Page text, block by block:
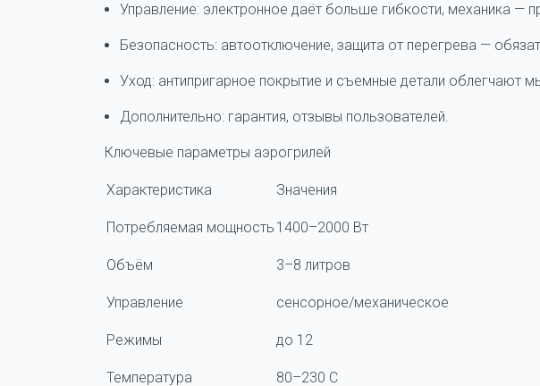
Управление: электронное даёт больше гибкости, механика —
Безопасность: автоотключение, защита от перегрева —
Уход: антипригарное покрытие и съемные детали облегчают
Дополнительно: гарантия, отзывы пользователей.
Ключевые параметры аэрогрилей
Характеристика Значения
Потребляемая мощность 1400–2000 Вт
Объём 3–8 литров
Управление сенсорное/механическое
Режимы до 12
Температура 80–230 C